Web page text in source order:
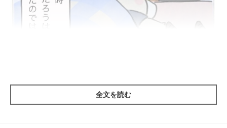
全文を読む